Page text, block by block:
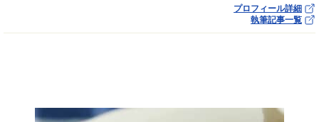
プロフィール詳細
執筆記事一覧